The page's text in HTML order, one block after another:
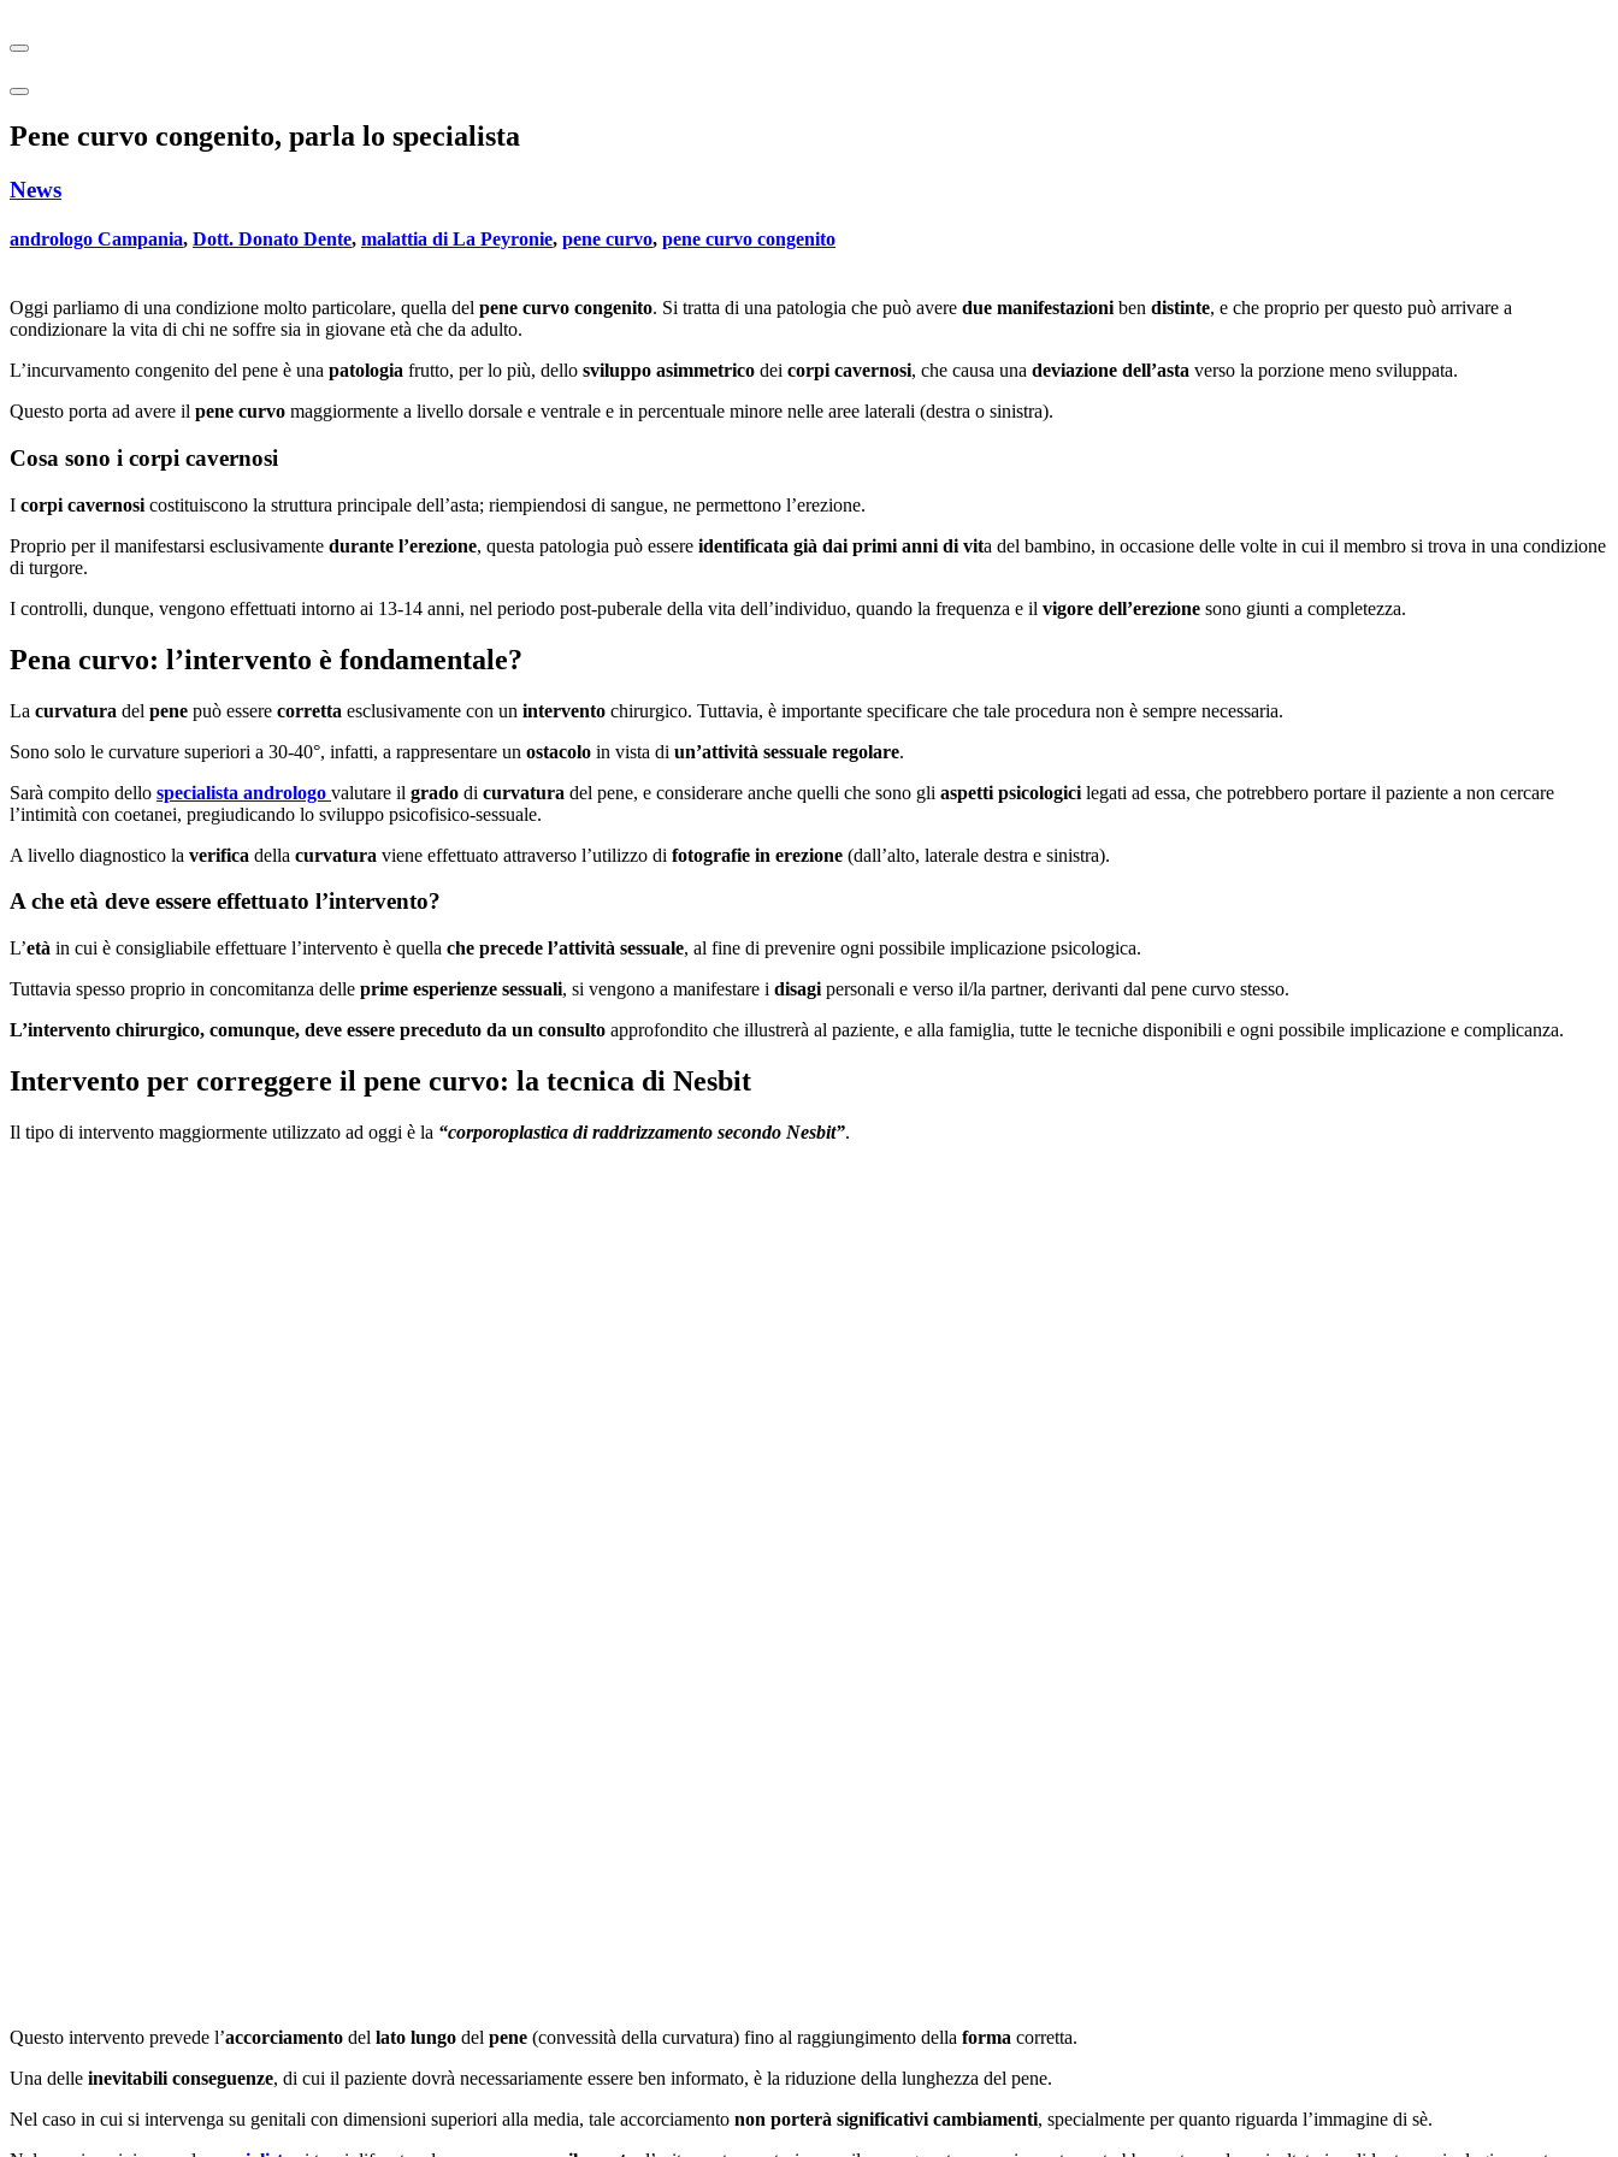
Pene curvo congenito, parla lo specialista
News
andrologo Campania, Dott. Donato Dente, malattia di La Peyronie, pene curvo, pene curvo congenito
Oggi parliamo di una condizione molto particolare, quella del pene curvo congenito. Si tratta di una patologia che può avere due manifestazioni ben distinte, e che proprio per questo può arrivare a
condizionare la vita di chi ne soffre sia in giovane età che da adulto.
L’incurvamento congenito del pene è una patologia frutto, per lo più, dello sviluppo asimmetrico dei corpi cavernosi, che causa una deviazione dell’asta verso la porzione meno sviluppata.
Questo porta ad avere il pene curvo maggiormente a livello dorsale e ventrale e in percentuale minore nelle aree laterali (destra o sinistra).
Cosa sono i corpi cavernosi
I corpi cavernosi costituiscono la struttura principale dell’asta; riempiendosi di sangue, ne permettono l’erezione.
Proprio per il manifestarsi esclusivamente durante l’erezione, questa patologia può essere identificata già dai primi anni di vita del bambino, in occasione delle volte in cui il membro si trova in una condizione
di turgore.
I controlli, dunque, vengono effettuati intorno ai 13-14 anni, nel periodo post-puberale della vita dell’individuo, quando la frequenza e il vigore dell’erezione sono giunti a completezza.
Pena curvo: l’intervento è fondamentale?
La curvatura del pene può essere corretta esclusivamente con un intervento chirurgico. Tuttavia, è importante specificare che tale procedura non è sempre necessaria.
Sono solo le curvature superiori a 30-40°, infatti, a rappresentare un ostacolo in vista di un’attività sessuale regolare.
Sarà compito dello specialista andrologo valutare il grado di curvatura del pene, e considerare anche quelli che sono gli aspetti psicologici legati ad essa, che potrebbero portare il paziente a non cercare
l’intimità con coetanei, pregiudicando lo sviluppo psicofisico-sessuale.
A livello diagnostico la verifica della curvatura viene effettuato attraverso l’utilizzo di fotografie in erezione (dall’alto, laterale destra e sinistra).
A che età deve essere effettuato l’intervento?
L’età in cui è consigliabile effettuare l’intervento è quella che precede l’attività sessuale, al fine di prevenire ogni possibile implicazione psicologica.
Tuttavia spesso proprio in concomitanza delle prime esperienze sessuali, si vengono a manifestare i disagi personali e verso il/la partner, derivanti dal pene curvo stesso.
L’intervento chirurgico, comunque, deve essere preceduto da un consulto approfondito che illustrerà al paziente, e alla famiglia, tutte le tecniche disponibili e ogni possibile implicazione e complicanza.
Intervento per correggere il pene curvo: la tecnica di Nesbit
Il tipo di intervento maggiormente utilizzato ad oggi è la “corporoplastica di raddrizzamento secondo Nesbit”.
Questo intervento prevede l’accorciamento del lato lungo del pene (convessità della curvatura) fino al raggiungimento della forma corretta.
Una delle inevitabili conseguenze, di cui il paziente dovrà necessariamente essere ben informato, è la riduzione della lunghezza del pene.
Nel caso in cui si intervenga su genitali con dimensioni superiori alla media, tale accorciamento non porterà significativi cambiamenti, specialmente per quanto riguarda l’immagine di sè.